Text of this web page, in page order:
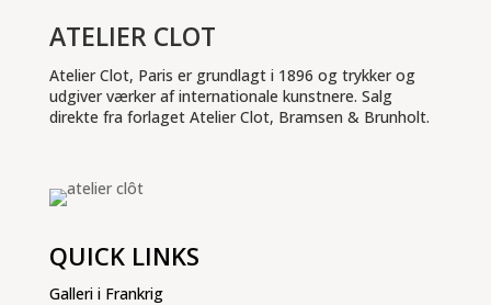
ATELIER CLOT
Atelier Clot, Paris er grundlagt i 1896 og trykker og
udgiver værker af internationale kunstnere. Salg
direkte fra forlaget Atelier Clot, Bramsen & Brunholt.
QUICK LINKS
Galleri i Frankrig